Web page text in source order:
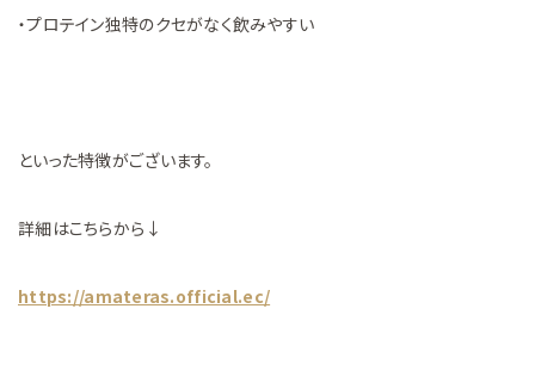
・プロテイン独特のクセがなく飲みやすい
といった特徴がございます。
詳細はこちらから↓
https://amateras.official.ec/